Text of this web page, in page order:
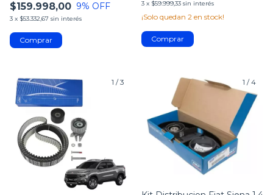
$159.998,00 9% OFF
3 x $53.332,67 sin interés
3 x $59.999,33 sin interés
¡Solo quedan 2 en stock!
1 /3 1 /4